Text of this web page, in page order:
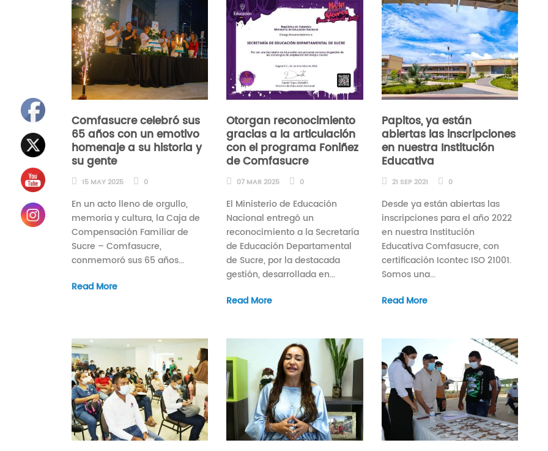
Comfasucre celebró sus
65 años con un emotivo
homenaje a su historia y
su gente
15 MAY 2025 0
En un acto lleno de orgullo,
memoria y cultura, la Caja de
Compensación Familiar de
Sucre – Comfasucre,
conmemoró sus 65 años...
Read More
Otorgan reconocimiento
gracias a la articulación
con el programa Foniñez
de Comfasucre
07 MAR 2025 0
El Ministerio de Educación
Nacional entregó un
reconocimiento a la Secretaría
de Educación Departamental
de Sucre, por la destacada
gestión, desarrollada en...
Read More
Papitos, ya están
abiertas las inscripciones
en nuestra Institución
Educativa
21 SEP 2021 0
Desde ya están abiertas las
inscripciones para el año 2022
en nuestra Institución
Educativa Comfasucre, con
certificación Icontec ISO 21001.
Somos una...
Read More